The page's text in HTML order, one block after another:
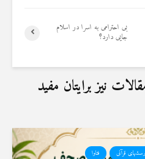
بی احترامی به اسرا در اسلام
جایی دارد؟
نیز برایتان مفید
قرآنی
فتاوا